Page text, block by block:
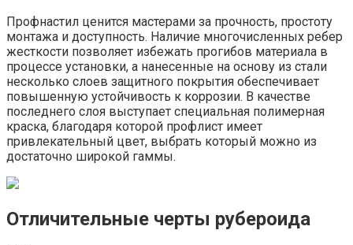
Профнастил ценится мастерами за прочность, простоту
монтажа и доступность. Наличие многочисленных ребер
жесткости позволяет избежать прогибов материала в
процессе установки, а нанесенные на основу из стали
несколько слоев защитного покрытия обеспечивает
повышенную устойчивость к коррозии. В качестве
последнего слоя выступает специальная полимерная
краска, благодаря которой профлист имеет
привлекательный цвет, выбрать который можно из
достаточно широкой гаммы.
Отличительные черты рубероида